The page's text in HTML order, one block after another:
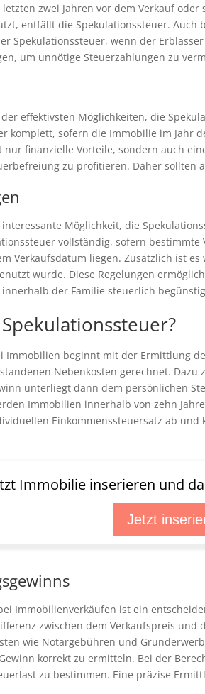
zwei Jahren vor dem Verkauf
entfällt die Spekulationssteuer.
Spekulationssteuer, wenn der
um unnötige Steuerzahlungen zu
effektivsten Möglichkeiten, die
komplett, sofern die Immobilie im Jahr
finanzielle Vorteile, sondern auch
zu profitieren. Daher
Möglichkeit, die
vollständig, sofern
Verkaufsdatum liegen. Zusätzlich ist
wurde. Diese Regelungen
der Familie steuerlich
Immobilien beginnt mit der Ermittlung
Nebenkosten gerechnet.
unterliegt dann dem persönlichen
Immobilien innerhalb von zehn
Einkommenssteuersatz ab
Immobilie inserieren und
Jetzt
Immobilienverkäufen ist ein
zwischen dem Verkaufspreis
wie Notargebühren und
korrekt zu ermitteln. Bei der
zu bestimmen. Eine präzise